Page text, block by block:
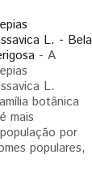
L. - Bela
- A
L.
botânica
mais
por
populares,